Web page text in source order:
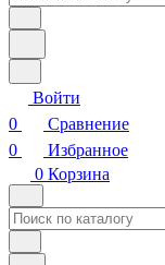
Войти
0
Сравнение
0
Избранное
0 Корзина